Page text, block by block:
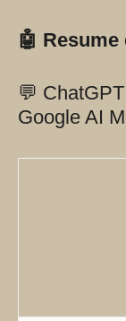
🤖
💬 ChatGPT
Google AI